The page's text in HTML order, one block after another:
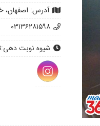
آدرس: اصفهان،
۰۳۱۳۶۲۸۱۵۹۸
شیوه نوبت دهی: